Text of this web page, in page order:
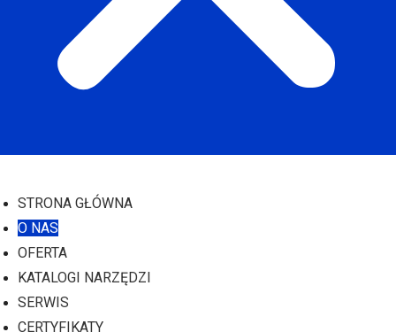
STRONA GŁÓWNA
O NAS
OFERTA
KATALOGI NARZĘDZI
SERWIS
CERTYFIKATY